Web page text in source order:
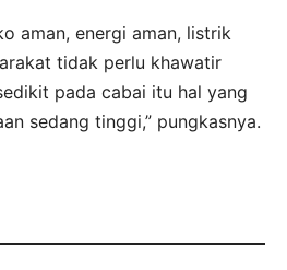
aman, energi aman, listrik
tidak perlu khawatir
pada cabai itu hal yang
sedang tinggi,” pungkasnya.